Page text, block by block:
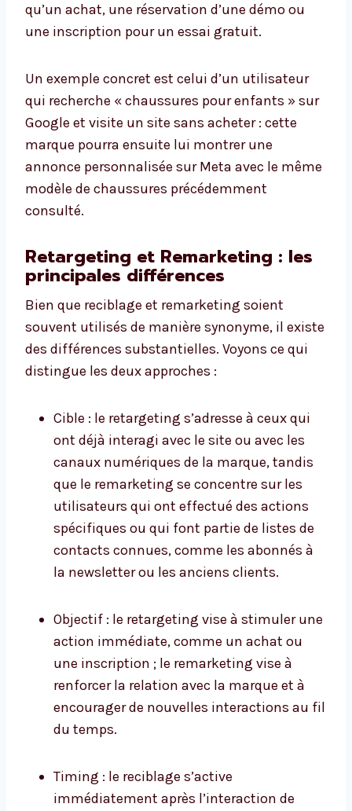
qu’un achat, une réservation d’une démo ou
une inscription pour un essai gratuit.
Un exemple concret est celui d’un utilisateur
qui recherche « chaussures pour enfants » sur
Google et visite un site sans acheter : cette
marque pourra ensuite lui montrer une
annonce personnalisée sur Meta avec le même
modèle de chaussures précédemment
consulté.
Retargeting et Remarketing : les
principales différences
Bien que reciblage et remarketing soient
souvent utilisés de manière synonyme, il existe
des différences substantielles. Voyons ce qui
distingue les deux approches :
Cible : le retargeting s’adresse à ceux qui
ont déjà interagi avec le site ou avec les
canaux numériques de la marque, tandis
que le remarketing se concentre sur les
utilisateurs qui ont effectué des actions
spécifiques ou qui font partie de listes de
contacts connues, comme les abonnés à
la newsletter ou les anciens clients.
Objectif : le retargeting vise à stimuler une
action immédiate, comme un achat ou
une inscription ; le remarketing vise à
renforcer la relation avec la marque et à
encourager de nouvelles interactions au fil
du temps.
Timing : le reciblage s’active
immédiatement après l’interaction de